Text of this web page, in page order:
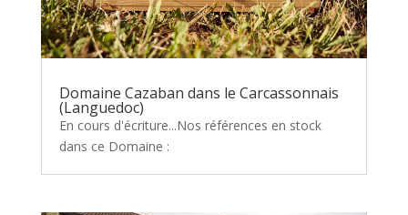
Domaine Cazaban dans le Carcassonnais
(Languedoc)
En cours d'écriture...Nos références en stock
dans ce Domaine :